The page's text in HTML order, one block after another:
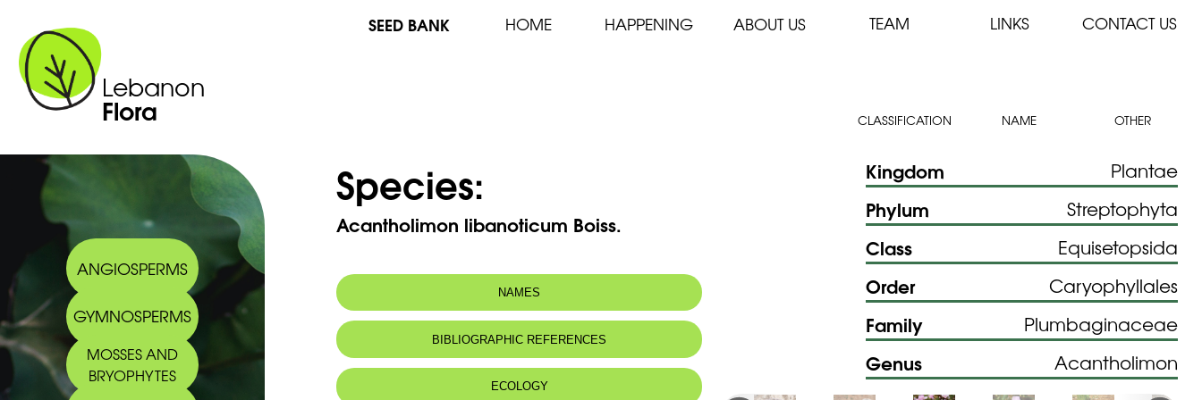
Lebanon
Flora
SEED BANK HOME HAPPENING ABOUT US TEAM LINKS CONTACT US
CLASSIFICATION NAME OTHER
ANGIOSPERMS
GYMNOSPERMS
MOSSES AND
BRYOPHYTES
Species:
Acantholimon libanoticum Boiss.
NAMES
Acantholimon caryophyllaceum var.
brachystachium Boiss.
Acantholimon du Liban
BIBLIOGRAPHIC REFERENCES
ECOLOGY
Kingdom Plantae
Phylum Streptophyta
Class Equisetopsida
Order Caryophyllales
Family Plumbaginaceae
Genus Acantholimon